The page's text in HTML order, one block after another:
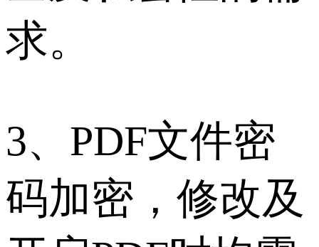
求。
3、PDF文件密
码加密，修改及